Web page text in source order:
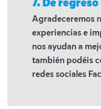
7. De regreso
Agradeceremos
experiencias e
nos ayudan a
también podéis
redes sociales